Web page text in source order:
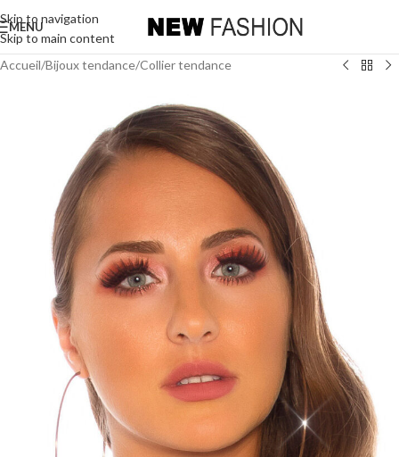
Skip to navigation
Skip to main content
MENU
Accueil/Bijoux tendance/Collier tendance